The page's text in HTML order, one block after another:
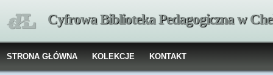
Cyfrowa Biblioteka Pedagogiczna w
STRONA GŁÓWNA KOLEKCJE KONTAKT